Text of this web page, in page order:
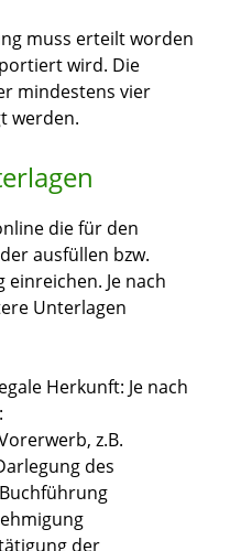
muss erteilt worden
wird. Die
mindestens vier
werden.
die für den
ausfüllen bzw.
Je nach
Unterlagen
Herkunft: Je nach
z.B.
des
der